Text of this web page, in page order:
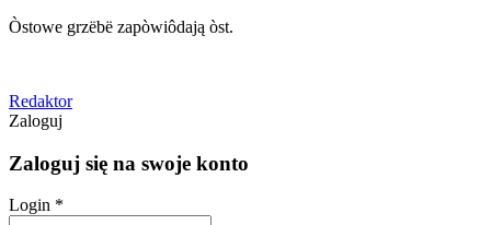
Òstowe grzëbë zapòwiôdają òst.
Redaktor
Zaloguj
Zaloguj się na swoje konto
Login *